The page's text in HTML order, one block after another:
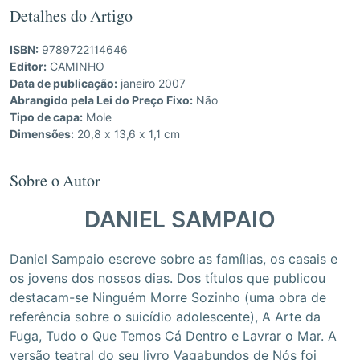
Detalhes do Artigo
ISBN: 9789722114646
Editor: CAMINHO
Data de publicação: janeiro 2007
Abrangido pela Lei do Preço Fixo: Não
Tipo de capa: Mole
Dimensões: 20,8 x 13,6 x 1,1 cm
Sobre o Autor
DANIEL SAMPAIO
Daniel Sampaio escreve sobre as famílias, os casais e
os jovens dos nossos dias. Dos títulos que publicou
destacam-se Ninguém Morre Sozinho (uma obra de
referência sobre o suicídio adolescente), A Arte da
Fuga, Tudo o Que Temos Cá Dentro e Lavrar o Mar. A
versão teatral do seu livro Vagabundos de Nós foi